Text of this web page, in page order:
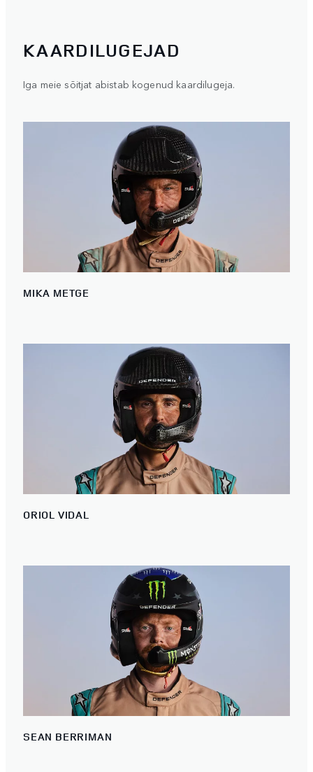
KAARDILUGEJAD
Iga meie sõitjat abistab kogenud kaardilugeja.
MIKA METGE
ORIOL VIDAL
SEAN BERRIMAN